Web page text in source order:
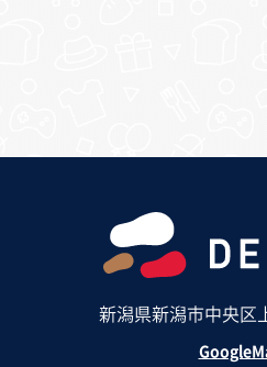
新潟県新潟市中央区